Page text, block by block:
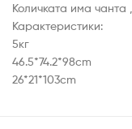
Количката има чанта
Карактеристики:
5кг
46.5*74.2*98cm
26*21*103cm